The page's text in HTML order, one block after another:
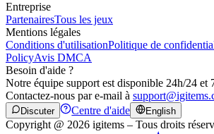
Entreprise
PartenairesTous les jeux
Mentions légales
Conditions d'utilisationPolitique de
PolicyAvis DMCA
Besoin d'aide ?
Notre équipe support est disponible 24h/24 et
Contactez-nous par e-mail à
Discuter Centre d'aide English
Copyright @ 2026 igitems – Tous droits